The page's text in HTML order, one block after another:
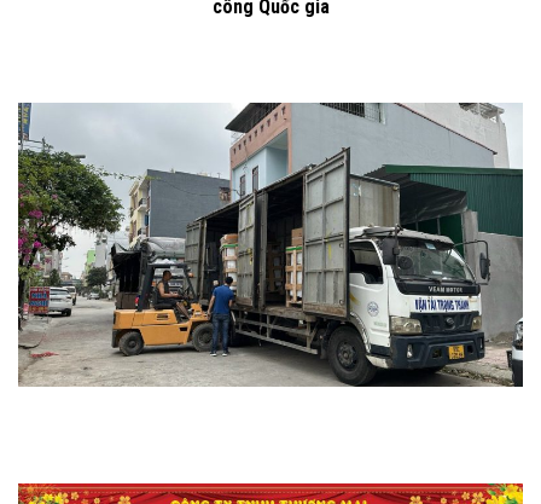
công Quốc gia